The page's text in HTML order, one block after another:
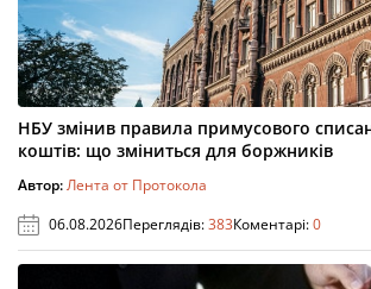
НБУ змінив правила примусового
коштів: що зміниться для боржників
Автор:Лента от Протокола
06.08.2026Переглядів:383Коментарі:0